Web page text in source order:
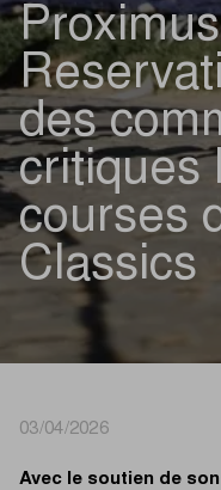
des
critiques
courses
Classics
03/04/2026
Avec le soutien de